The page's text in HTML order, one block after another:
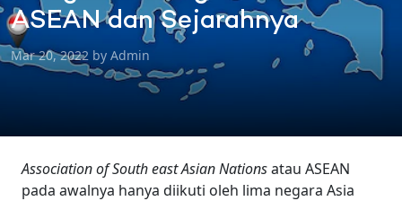
ASEAN dan Sejarahnya
Mar 20, 2022 by Admin
Association of South east Asian Nationsatau ASEAN
pada awalnya hanya diikuti oleh lima negara Asia